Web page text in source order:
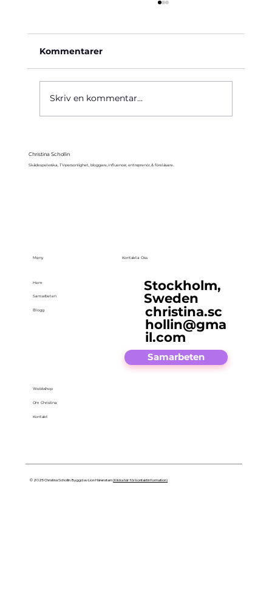
Kommentarer
Skriv en kommentar...
Christina Schollin
Skådespelerska, TV-personlighet, bloggare, influencer, entreprenör, & föreläsare.
Meny
Hem
Samarbeten
Blogg
Webbshop
Om Christina
Kontakt
Kontakta Oss
Stockholm,
Sweden
christina.sc
hollin@gma
il.com
Samarbeten
© 2025 Christina Schollin. Byggd av Lion Härenstam(Klicka här för kontaktinformation)